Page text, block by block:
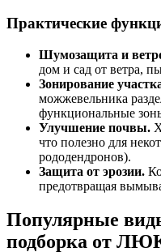
Практические
Шумозащита и
дом и сад от ветра,
Зонирование
можжевельника
функциональные
Улучшение почвы.
что полезно для
рододендронов).
Защита от эрозии.
предотвращая
Популярные
подборка от